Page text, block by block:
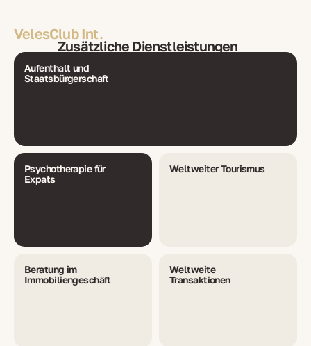
VelesClub Int.
Zusätzliche Dienstleistungen
Aufenthalt und
Staatsbürgerschaft
Psychotherapie für
Expats
Weltweiter Tourismus
Beratung im
Immobiliengeschäft
Weltweite
Transaktionen